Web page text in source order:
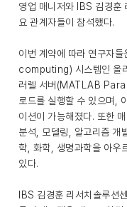
영업 매니저와 IBS 김경훈
요 관계자들이 참석했다.
이번 계약에 따라 연구
computing) 시스템인 올
러렐 서버(MATLAB
로드를 실행할 수 있으며,
이션이 가능해졌다. 또한
분석, 모델링, 알고리즘 개
학, 화학, 생명과학을 아우
있다.
IBS 김경훈 리서치솔루션